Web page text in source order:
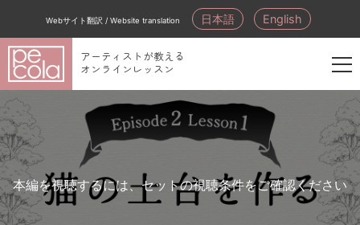
Webサイト翻訳 / Website translation 日本語 English
アーティストが教える
オンラインレッスン
新
規
会
員
登
録
本編を視聴するには、セットの視聴条件をご確認ください